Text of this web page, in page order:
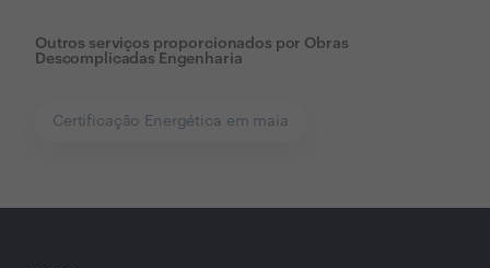
Outros serviços proporcionados por Obras
Descomplicadas Engenharia
Certificação Energética em maia